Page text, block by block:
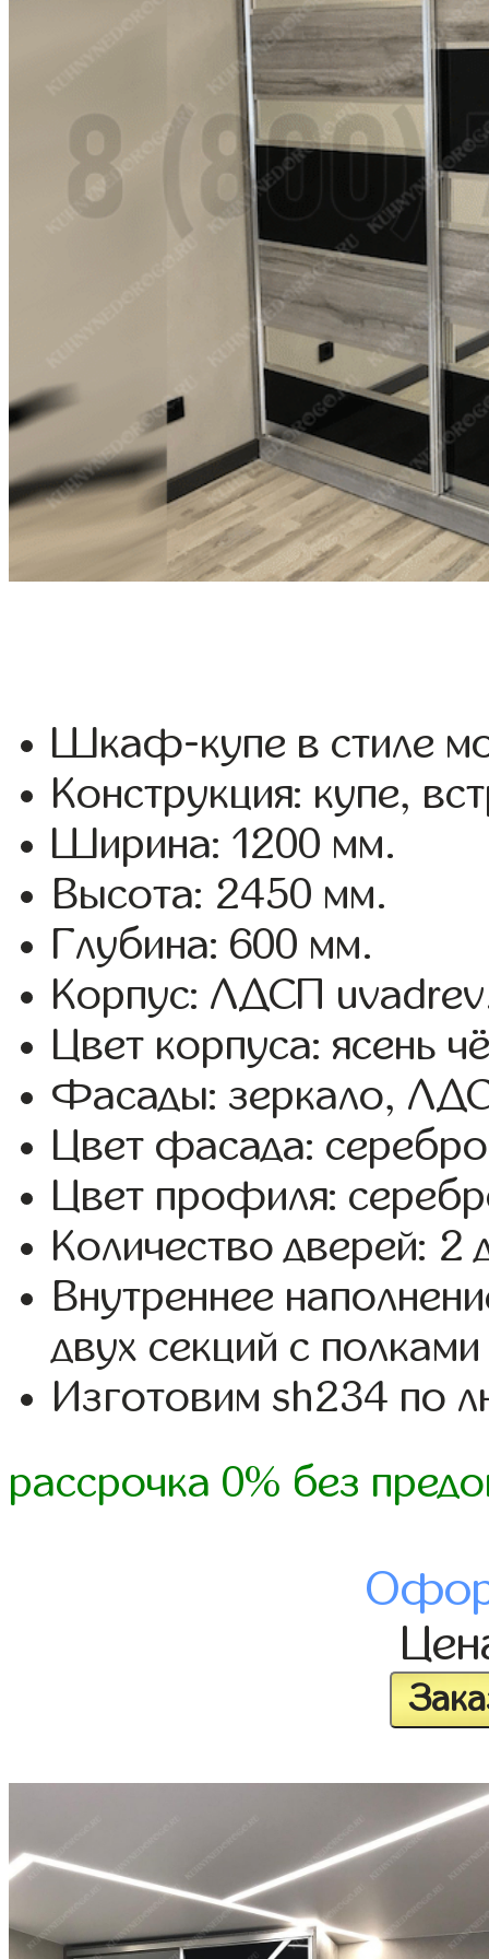
Шкаф-купе в стиле
Конструкция: купе,
Ширина: 1200 мм.
Высота: 2450 мм.
Глубина: 600 мм.
Корпус: ЛДСП
Цвет корпуса: ясень
Фасады: зеркало,
Цвет фасада:
Цвет профиля:
Количество дверей: 2
Внутреннее
двух секций с
Изготовим sh234 по
рассрочка 0% без